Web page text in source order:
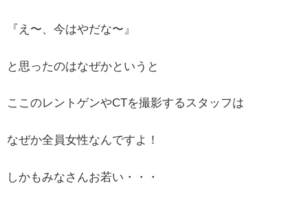
『え〜、今はやだな〜』
と思ったのはなぜかというと
ここのレントゲンやCTを撮影するスタッフは
なぜか全員女性なんですよ！
しかもみなさんお若い・・・